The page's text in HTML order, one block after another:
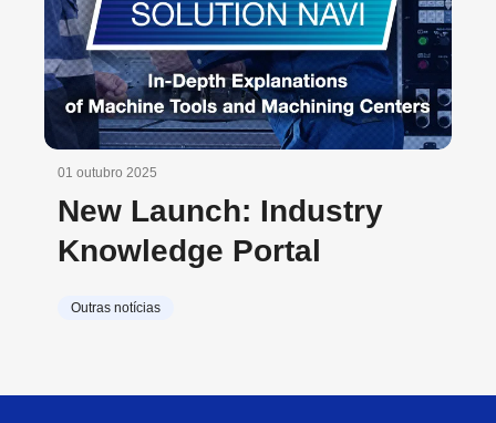
01 outubro 2025
New Launch: Industry
Knowledge Portal
Outras notícias